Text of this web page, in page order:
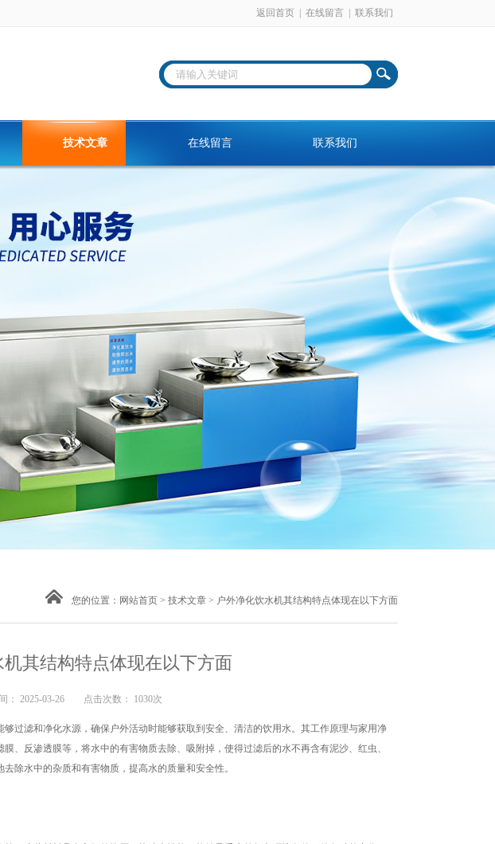
返回首页 在线留言 联系我们
技术文章 在线留言 联系我们
您的位置： 网站首页 > 技术文章 > 户外净化饮水机其结构特点体现在以下方面
机其结构特点体现在以下方面
： 2025-03-26 点击次数： 1030次
过滤和净化水源，确保户外活动时能够获取到安全、清洁的饮用水。其工作原理与家用净
、反渗透膜等，将水中的有害物质去除、吸附掉，使得过滤后的水不再含有泥沙、红虫、
除水中的杂质和有害物质，提高水的质量和安全性。